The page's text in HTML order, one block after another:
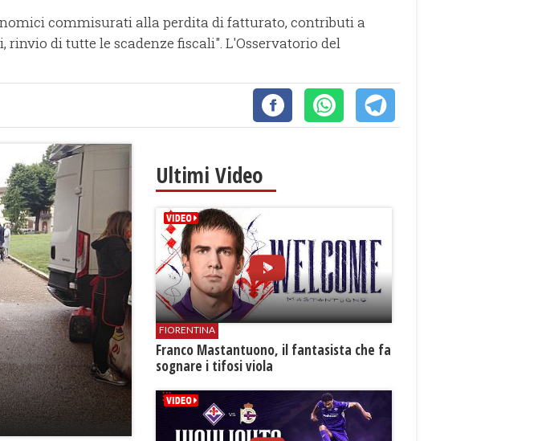
commisurati alla perdita di fatturato, contributi a
di tutte le scadenze fiscali". L'Osservatorio del
Ultimi Video
FIORENTINA
Franco Mastantuono, il fantasista che fa
sognare i tifosi viola